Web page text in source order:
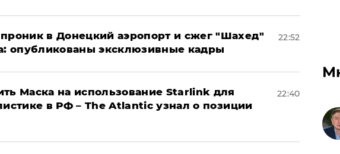
в Донецкий аэропорт и сжег "Шахед"
опубликованы эксклюзивные кадры
22:52
Маска на использование Starlink для
в РФ – The Atlantic узнал о позиции
22:40